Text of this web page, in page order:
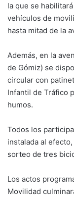
la que se
vehículos de
hasta mitad de la
Además, en la
de Gómiz) se
circular con
Infantil de Tráfico
humos.
Todos los
instalada al
sorteo de tres
Los actos
Movilidad